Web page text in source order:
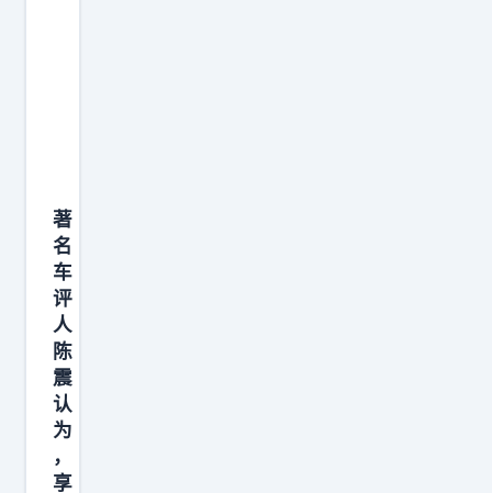
比
例
，
怪
可
爱
的
…
…
著
名
车
评
人
陈
震
认
为
，
享